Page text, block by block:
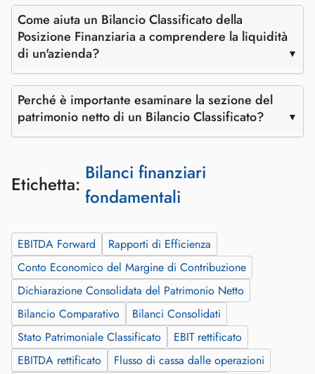
Come aiuta un Bilancio Classificato della
Posizione Finanziaria a comprendere la liquidità
di un'azienda?
Perché è importante esaminare la sezione del
patrimonio netto di un Bilancio Classificato?
Etichetta: Bilanci finanziari
fondamentali
EBITDA Forward
Rapporti di Efficienza
Conto Economico del Margine di Contribuzione
Dichiarazione Consolidata del Patrimonio Netto
Bilancio Comparativo
Bilanci Consolidati
Stato Patrimoniale Classificato
EBIT rettificato
EBITDA rettificato
Flusso di cassa dalle operazioni